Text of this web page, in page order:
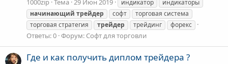
1000zip Тема 29 Июн 2019 индикатор
индикаторы
начинающий трейдер софт
торговая система
торговая стратегия
трейдер трейдинг форекс
Ответы: 0 Форум: Софт для торговли
Где и как получить диплом трейдера ?